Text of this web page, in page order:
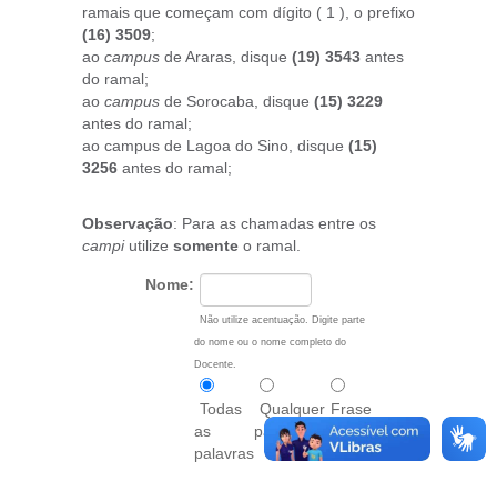
ramais que começam com dígito ( 1 ), o prefixo
(16) 3509;
ao campus de Araras, disque (19) 3543 antes
do ramal;
ao campus de Sorocaba, disque (15) 3229
antes do ramal;
ao campus de Lagoa do Sino, disque (15)
3256 antes do ramal;
Observação: Para as chamadas entre os
campiutilize somente o ramal.
Nome:
Não utilize acentuação. Digite parte
do nome ou o nome completo do
Docente.
Todas
as
palavras
Qualquer
palavra
Frase
exata